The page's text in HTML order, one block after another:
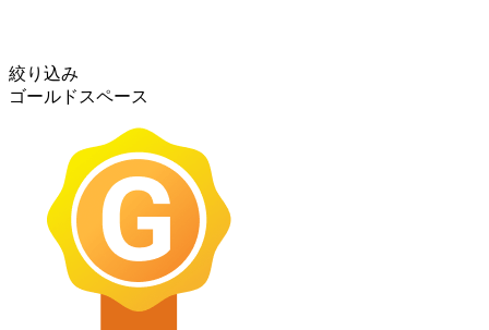
絞り込み
ゴールドスペース